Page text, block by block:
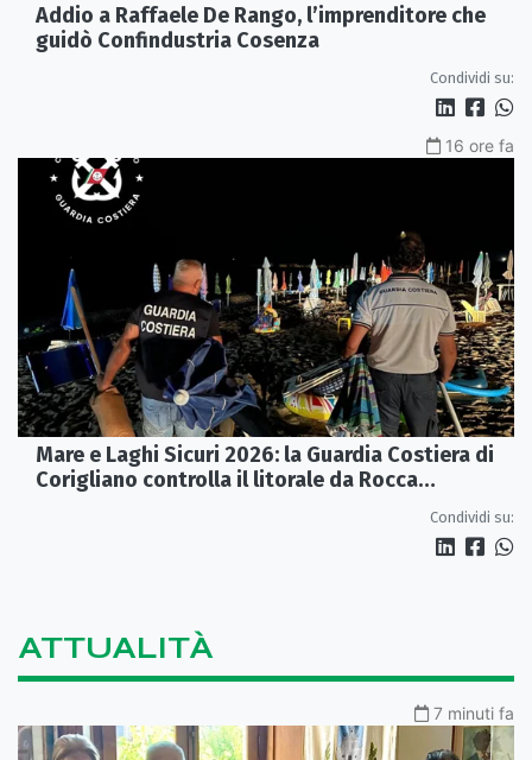
Addio a Raffaele De Rango, l’imprenditore che
guidò Confindustria Cosenza
Condividi su:
16 ore fa
Mare e Laghi Sicuri 2026: la Guardia Costiera di
Corigliano controlla il litorale da Rocca
Condividi su:
ATTUALITÀ
7 minuti fa